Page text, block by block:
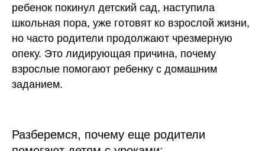
ребенок покинул детский сад, наступила
школьная пора, уже готовят ко взрослой жизни,
но часто родители продолжают чрезмерную
опеку. Это лидирующая причина, почему
взрослые помогают ребенку с домашним
заданием.
Разберемся, почему еще родители